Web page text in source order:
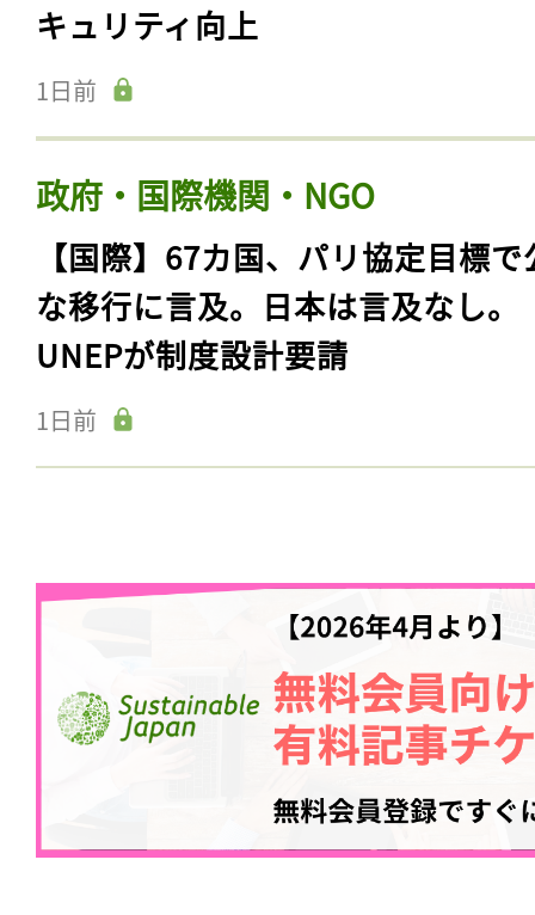
キュリティ向上
1日前
政府・国際機関・NGO
【国際】67カ国、パリ協定目標で
な移行に言及。日本は言及なし。
UNEPが制度設計要請
1日前